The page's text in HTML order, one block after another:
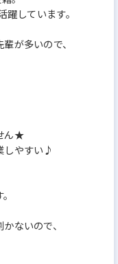
しています。
が多いので、
ん★
しやすい♪
ないので、